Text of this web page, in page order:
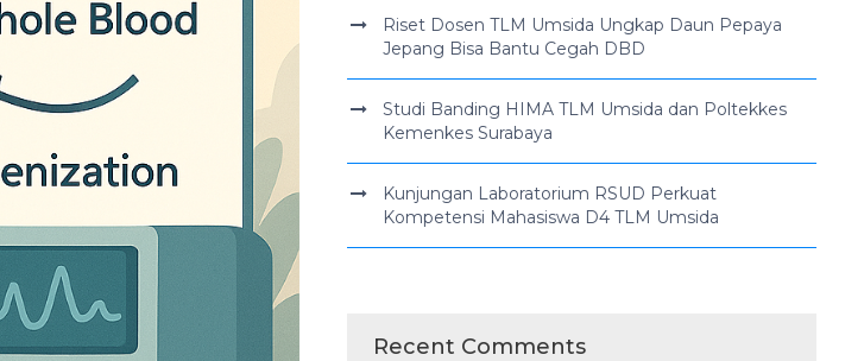
Riset Dosen TLM Umsida Ungkap Daun Pepaya
Jepang Bisa Bantu Cegah DBD
Studi Banding HIMA TLM Umsida dan Poltekkes
Kemenkes Surabaya
Kunjungan Laboratorium RSUD Perkuat
Kompetensi Mahasiswa D4 TLM Umsida
Recent Comments